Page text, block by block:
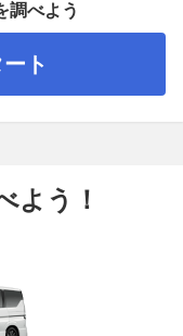
調べよう
ト
よう！